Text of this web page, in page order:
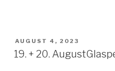
AUGUST 4, 2023
19. + 20.